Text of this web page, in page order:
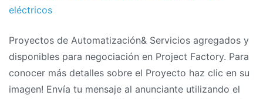
de
el
el
2011
eléctricos
Proyectos de Automatización& Servicios agregados y
disponibles para negociación en Project Factory. Para
conocer más detalles sobre el Proyecto haz clic en su
imagen! Envía tu mensaje al anunciante utilizando el